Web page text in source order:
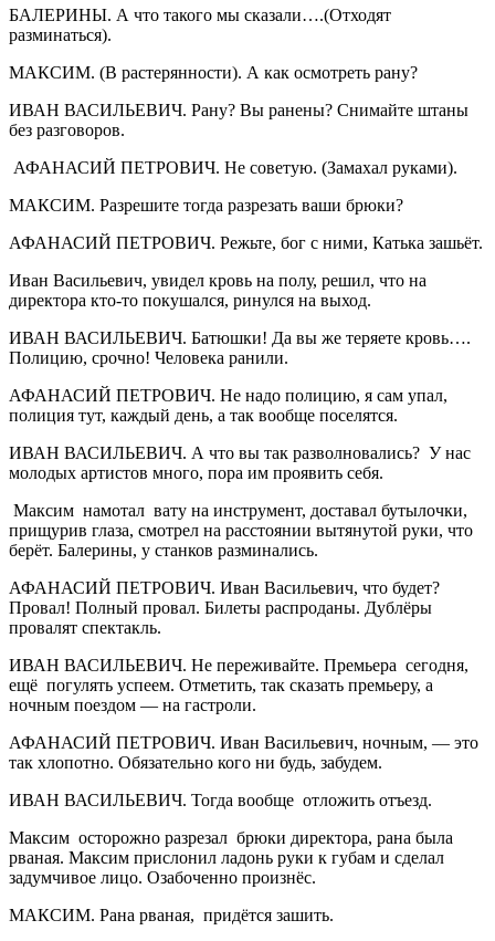
БАЛЕРИНЫ. А что такого мы сказали….(Отходят
разминаться).
МАКСИМ. (В растерянности). А как осмотреть рану?
ИВАН ВАСИЛЬЕВИЧ. Рану? Вы ранены? Снимайте штаны
без разговоров.
АФАНАСИЙ ПЕТРОВИЧ. Не советую. (Замахал руками).
МАКСИМ. Разрешите тогда разрезать ваши брюки?
АФАНАСИЙ ПЕТРОВИЧ. Режьте, бог с ними, Катька зашьёт.
Иван Васильевич, увидел кровь на полу, решил, что на
директора кто-то покушался, ринулся на выход.
ИВАН ВАСИЛЬЕВИЧ. Батюшки! Да вы же теряете кровь….
Полицию, срочно! Человека ранили.
АФАНАСИЙ ПЕТРОВИЧ. Не надо полицию, я сам упал,
полиция тут, каждый день, а так вообще поселятся.
ИВАН ВАСИЛЬЕВИЧ. А что вы так разволновались? У нас
молодых артистов много, пора им проявить себя.
Максим намотал вату на инструмент, доставал бутылочки,
прищурив глаза, смотрел на расстоянии вытянутой руки, что
берёт. Балерины, у станков разминались.
АФАНАСИЙ ПЕТРОВИЧ. Иван Васильевич, что будет?
Провал! Полный провал. Билеты распроданы. Дублёры
провалят спектакль.
ИВАН ВАСИЛЬЕВИЧ. Не переживайте. Премьера сегодня,
ещё погулять успеем. Отметить, так сказать премьеру, а
ночным поездом — на гастроли.
АФАНАСИЙ ПЕТРОВИЧ. Иван Васильевич, ночным, — это
так хлопотно. Обязательно кого ни будь, забудем.
ИВАН ВАСИЛЬЕВИЧ. Тогда вообще отложить отъезд.
Максим осторожно разрезал брюки директора, рана была
рваная. Максим прислонил ладонь руки к губам и сделал
задумчивое лицо. Озабоченно произнёс.
МАКСИМ. Рана рваная, придётся зашить.